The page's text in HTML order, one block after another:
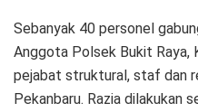
Sebanyak 40 personel
Anggota Polsek Bukit Raya,
pejabat struktural, staf dan
Pekanbaru. Razia dilakukan